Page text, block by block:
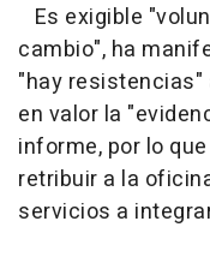
Es exigible
cambio", ha
"hay resistencias"
en valor la
informe, por lo
retribuir a la
servicios a